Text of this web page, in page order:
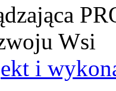
Wsi
i